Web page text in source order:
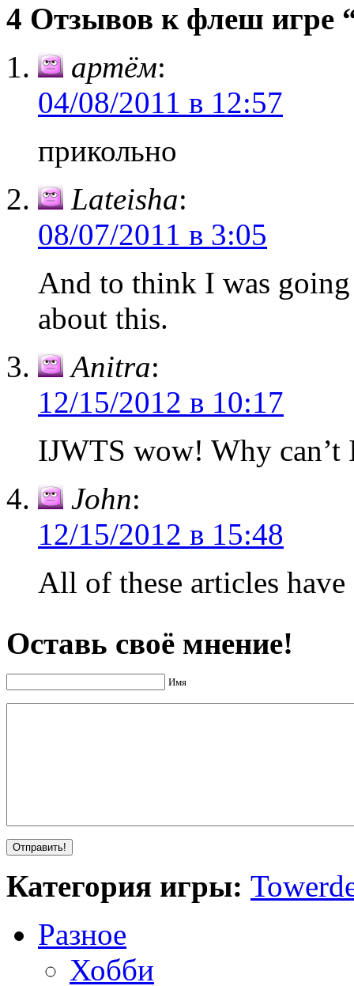
4 Отзывов к флеш игре
артём:
04/08/2011 в 12:57
прикольно
Lateisha:
08/07/2011 в 3:05
And to think I was
about this.
Anitra:
12/15/2012 в 10:17
IJWTS wow! Why
John:
12/15/2012 в 15:48
All of these articles have
Оставь своё мнение!
Имя
Категория игры:
Разное
Хобби